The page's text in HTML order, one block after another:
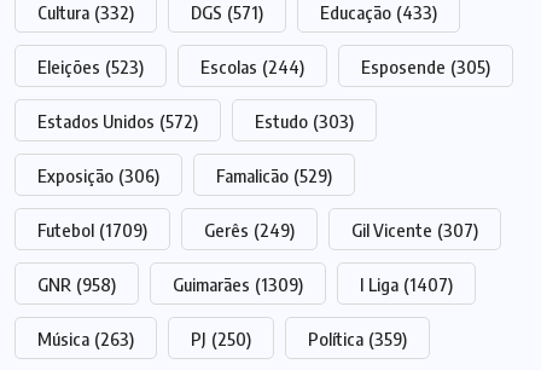
Cultura (332) DGS (571) Educação (433)
Eleições (523) Escolas (244) Esposende (305)
Estados Unidos (572) Estudo (303)
Exposição (306) Famalicão (529)
Futebol (1709) Gerês (249) Gil Vicente (307)
GNR (958) Guimarães (1309) I Liga (1407)
Música (263) PJ (250) Política (359)